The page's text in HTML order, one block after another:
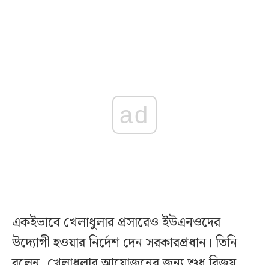
ad
একইভাবে খেলাধুলার প্রসারেও ইউএনওদের
উদ্যোগী হওয়ার নির্দেশ দেন সরকারপ্রধান। তিনি